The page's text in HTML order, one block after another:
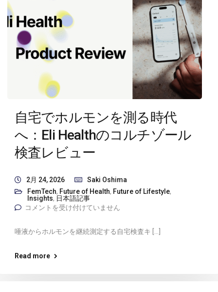
自宅でホルモンを測る時代
へ：Eli Healthのコルチゾール
検査レビュー
2月 24, 2026
Saki Oshima
FemTech, Future of Health, Future of Lifestyle,
Insights, 日本語記事
コメントを受け付けていません
唾液からホルモンを継続測定する自宅検査キ […]
Read more